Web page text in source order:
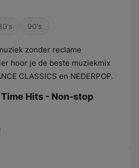
90's
zonder reclame
hoor je de beste muziekmix
CLASSICS en NEDERPOP.
Hits - Non-stop